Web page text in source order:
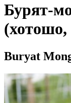
Бурят-
(хотошо,
Buryat